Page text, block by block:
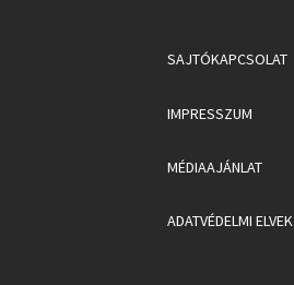
SAJTÓKAPCSOLAT
IMPRESSZUM
MÉDIAAJÁNLAT
ADATVÉDELMI ELVEK